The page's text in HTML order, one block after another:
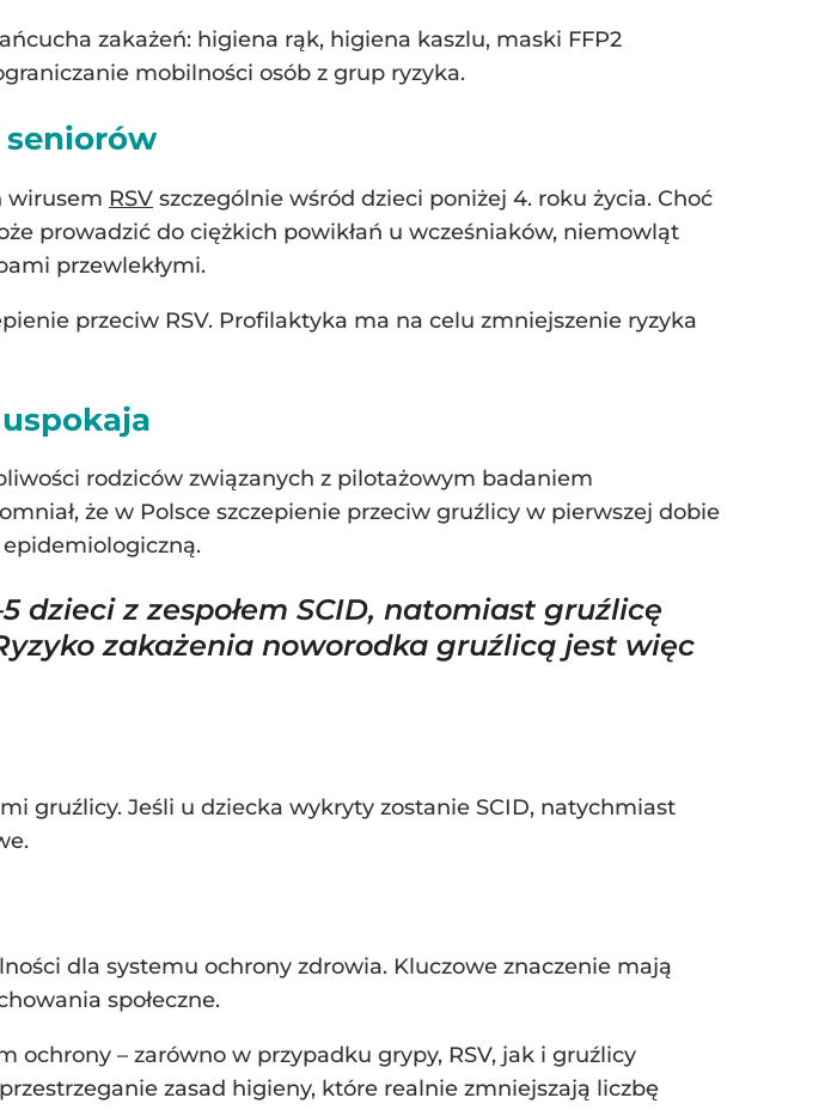
zakażeń: higiena rąk, higiena kaszlu, maski FFP2
mobilności osób z grup ryzyka.
seniorów
wirusem RSV szczególnie wśród dzieci poniżej 4. roku życia. Choć
prowadzić do ciężkich powikłań u wcześniaków, niemowląt
przewlekłymi.
przeciw RSV. Profilaktyka ma na celu zmniejszenie ryzyka
rodziców związanych z pilotażowym badaniem
że w Polsce szczepienie przeciw gruźlicy w pierwszej dobie
dzieci z zespołem SCID, natomiast gruźlicę
zakażenia noworodka gruźlicą jest więc
gruźlicy. Jeśli u dziecka wykryty zostanie SCID, natychmiast
dla systemu ochrony zdrowia. Kluczowe znaczenie mają
społeczne.
– zarówno w przypadku grypy, RSV, jak i gruźlicy
zasad higieny, które realnie zmniejszają liczbę